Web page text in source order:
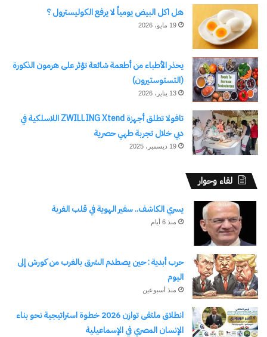
هل اكل البيض يومياً لا يرفع الكوليسترول ؟
19 مايو، 2026
يحذر الأطباء من أطعمة شائعة تؤثر على هرمون الذكورة
(التستوستيرون)
13 يناير، 2026
تافولا تطلق أجهزة ZWILLING Xtend اللاسلكية في
دبي خلال تجربة طهي حصرية
19 ديسمبر، 2025
لقاء وحوار
يسري الكاشف.. سفير الهوية في قلب الغربة
منذ 6 أيام
حرب أبدية : حين يصطدم الشرق بالغرب من كورش إلى
اليوم
منذ أسبوعين
انطلاق ملتقى توازن 2026 خطوة استراتيجية نحو بناء
الإنسان المصري في الإسماعيلية